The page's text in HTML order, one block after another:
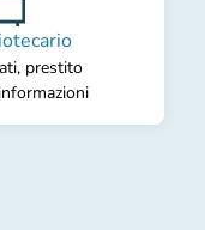
prestito